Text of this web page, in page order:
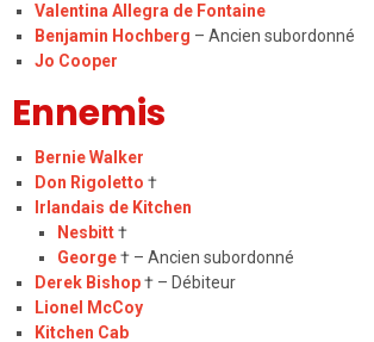
Valentina Allegra de Fontaine
Benjamin Hochberg – Ancien subordonné
Jo Cooper
Ennemis
Bernie Walker
Don Rigoletto †
Irlandais de Kitchen
Nesbitt†
George† – Ancien subordonné
Derek Bishop† – Débiteur
Lionel McCoy
Kitchen Cab